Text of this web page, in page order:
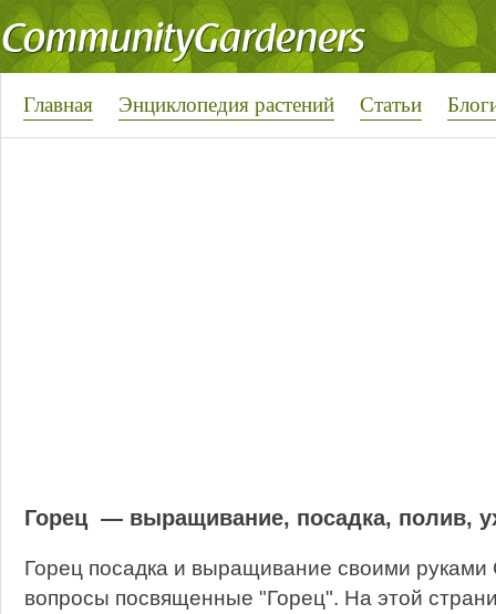
Главная Энциклопедия растений Статьи
Горец — выращивание, посадка, полив,
Горец посадка и выращивание своими руками
вопросы посвященные "Горец". На этой